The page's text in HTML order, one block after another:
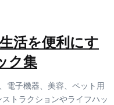
活を便利にす
ク集
電子機器、美容、ペット用
トラクションやライフハッ